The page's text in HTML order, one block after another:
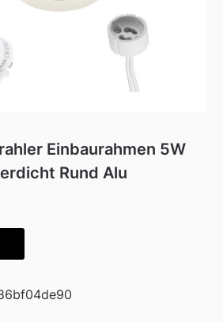
Einbaurahmen 5W
Rund Alu